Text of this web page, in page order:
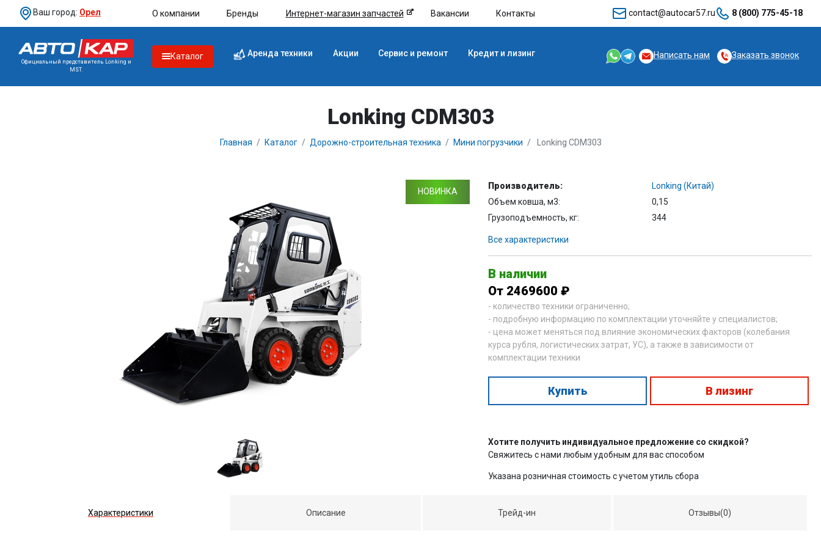
Ваш город: Орел О компании Бренды Интернет-магазин запчастей Вакансии Контакты contact@autocar57.ru 8 (800) 775-45-18
Официальный представитель Lonking и
MST.
Каталог Аренда техники Акции Сервис и ремонт Кредит и лизинг Написать нам Заказать звонок
Lonking CDM303
Главная Каталог Дорожно-строительная техника Мини погрузчики Lonking CDM303
НОВИНКА
Производитель:
Lonking (Китай)
Объем ковша, м3:
0,15
Грузоподъемность, кг:
344
Все характеристики
В наличии
От 2469600 ₽
- количество техники ограниченно;
- подробную информацию по комплектации уточняйте у специалистов;
- цена может меняться под влияние экономических факторов (колебания
курса рубля, логистических затрат, УС), а также в зависимости от
комплектации техники
Купить В лизинг
Хотите получить индивидуальное предложение со скидкой?
Свяжитесь с нами любым удобным для вас способом
Указана розничная стоимость с учетом утиль сбора
Характеристики Описание Трейд-ин Отзывы(0)